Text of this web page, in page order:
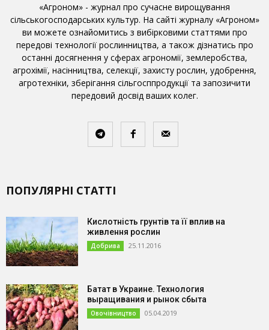
«Агроном» - журнал про сучасне вирощування
сільськогосподарських культур. На сайті журналу «Агроном»
ви можете ознайомитись з вибірковими статтями про
передові технології рослинництва, а також дізнатись про
останні досягнення у сферах агрономії, землеробства,
агрохімії, насінництва, селекції, захисту рослин, удобрення,
агротехніки, зберігання сільгосппродукції та запозичити
передовий досвід ваших колег.
ПОПУЛЯРНІ СТАТТІ
Кислотність грунтів та її вплив на
живлення рослин
Добрива 25.11.2016
Батат в Украине. Технология
выращивания и рынок сбыта
Овочівництво 05.04.2019